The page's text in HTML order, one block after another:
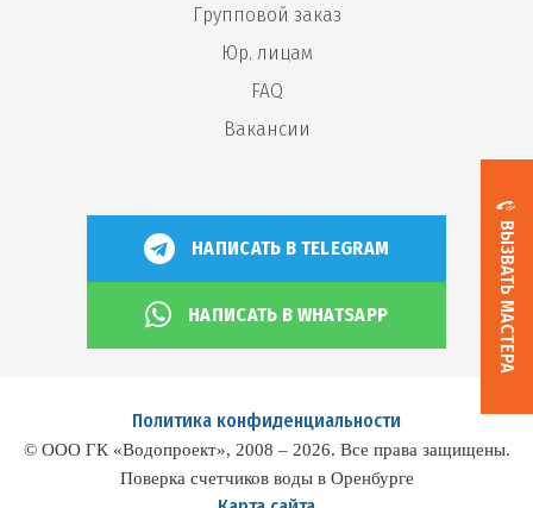
ВЫЗВАТЬ МАСТЕРА
Групповой заказ
Юр. лицам
FAQ
Вакансии
НАПИСАТЬ В TELEGRAM
НАПИСАТЬ В WHATSAPP
Политика конфиденциальности
© ООО ГК «Водопроект», 2008 – 2026. Все права защищены.
Поверка счетчиков воды в Оренбурге